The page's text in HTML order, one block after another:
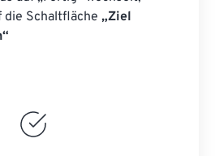
die Schaltfläche „Ziel